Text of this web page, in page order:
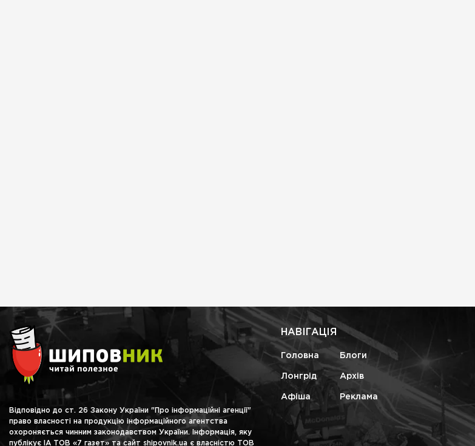
Відповідно до ст. 26 Закону України "Про інформаційні агенції"
право власності на продукцію інформаційного агентства
охороняється чинним законодавством України. Інформація, яку
публікує ІА ТОВ «7 газет» та сайт shipovnik.ua є власністю ТОВ
НАВІГАЦІЯ
Головна Блоги
Лонгрід Архів
Афіша Реклама